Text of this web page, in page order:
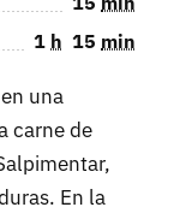
1 h 15 min
una
carne de
En la